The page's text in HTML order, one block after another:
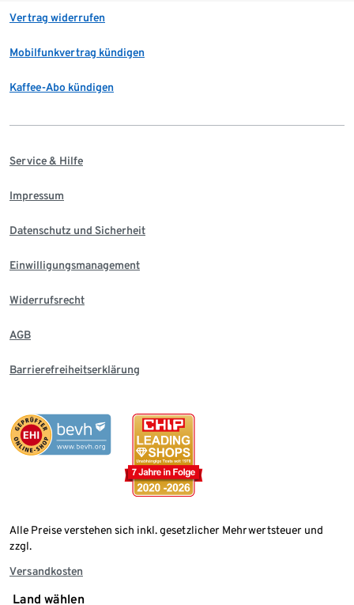
Vertrag widerrufen
Mobilfunkvertrag kündigen
Kaffee-Abo kündigen
Service & Hilfe
Impressum
Datenschutz und Sicherheit
Einwilligungsmanagement
Widerrufsrecht
AGB
Barrierefreiheitserklärung
Alle Preise verstehen sich inkl. gesetzlicher Mehrwertsteuer und
zzgl.
Versandkosten
Land wählen